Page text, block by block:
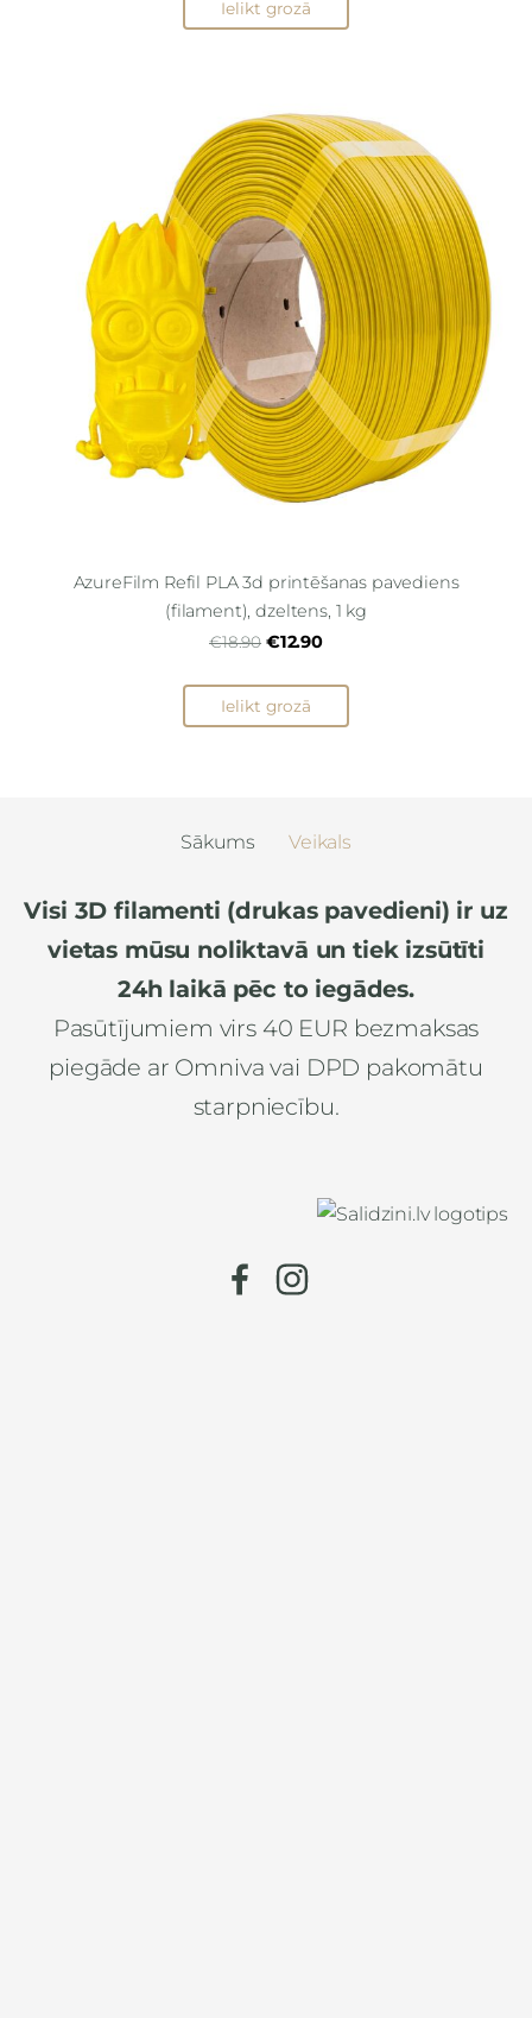
Ielikt grozā
AzureFilm Refil PLA 3d printēšanas pavediens
(filament), dzeltens, 1 kg
€18.90 €12.90
Ielikt grozā
Sākums Veikals
Visi 3D filamenti (drukas pavedieni) ir uz
vietas mūsu noliktavā un tiek izsūtīti
24h laikā pēc to iegādes.
Pasūtījumiem virs 40 EUR bezmaksas
piegāde ar Omniva vai DPD pakomātu
starpniecību.